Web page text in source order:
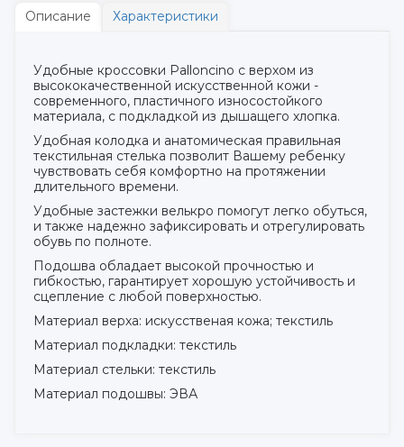
Описание Характеристики
Удобные кроссовки Palloncino с верхом из
высококачественной искусственной кожи -
современного, пластичного износостойкого
материала, с подкладкой из дышащего хлопка.
Удобная колодка и анатомическая правильная
текстильная стелька позволит Вашему ребенку
чувствовать себя комфортно на протяжении
длительного времени.
Удобные застежки велькро помогут легко обуться,
и также надежно зафиксировать и отрегулировать
обувь по полноте.
Подошва обладает высокой прочностью и
гибкостью, гарантирует хорошую устойчивость и
сцепление с любой поверхностью.
Материал верха: искусственая кожа; текстиль
Материал подкладки: текстиль
Материал стельки: текстиль
Материал подошвы: ЭВА